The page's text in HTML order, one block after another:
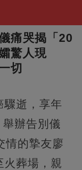
痛哭揭「20
驚人現
切
驟逝，享年
辦告別儀
情的摯友廖
火葬場，親